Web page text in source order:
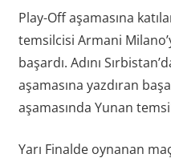
Play-Off aşamasına
temsilcisi Armani
başardı. Adını
aşamasına yazdıran
aşamasında Yunan
Yarı Finalde oynanan